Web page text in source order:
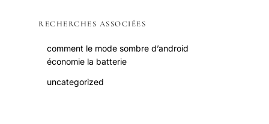
RECHERCHES ASSOCIÉES
comment le mode sombre d’android
économie la batterie
uncategorized